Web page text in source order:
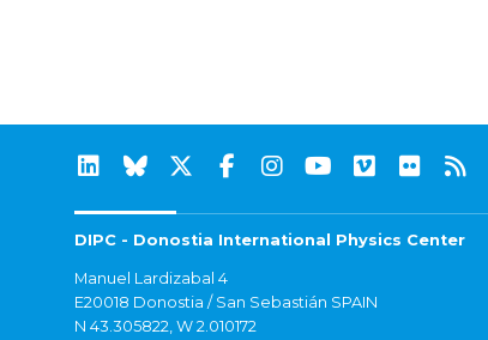
DIPC - Donostia International Physics Center
Manuel Lardizabal 4
E20018 Donostia / San Sebastián SPAIN
N 43.305822, W 2.010172